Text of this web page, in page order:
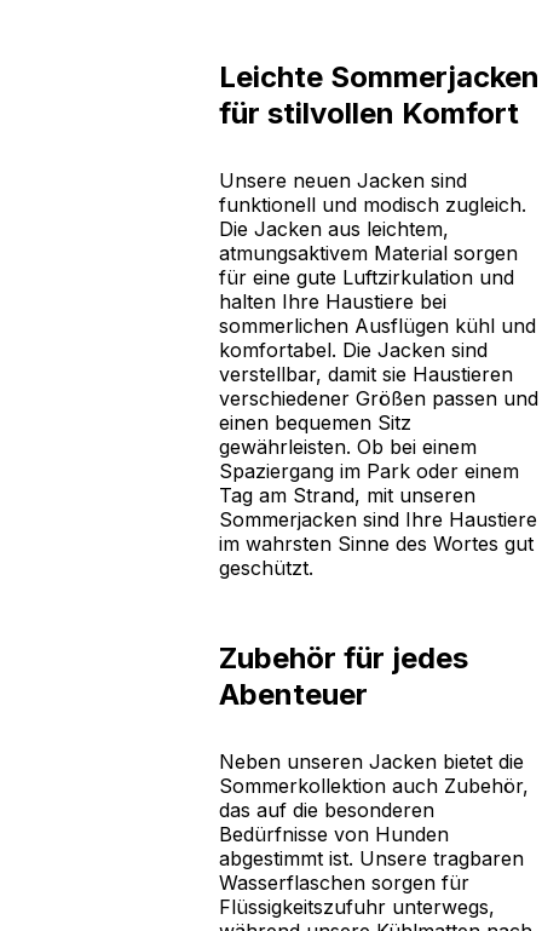
Leichte Sommerjacken
für stilvollen Komfort
Unsere neuen Jacken sind
funktionell und modisch zugleich.
Die Jacken aus leichtem,
atmungsaktivem Material sorgen
für eine gute Luftzirkulation und
halten Ihre Haustiere bei
sommerlichen Ausflügen kühl und
komfortabel. Die Jacken sind
verstellbar, damit sie Haustieren
verschiedener Größen passen und
einen bequemen Sitz
gewährleisten. Ob bei einem
Spaziergang im Park oder einem
Tag am Strand, mit unseren
Sommerjacken sind Ihre Haustiere
im wahrsten Sinne des Wortes gut
geschützt.
Zubehör für jedes
Abenteuer
Neben unseren Jacken bietet die
Sommerkollektion auch Zubehör,
das auf die besonderen
Bedürfnisse von Hunden
abgestimmt ist. Unsere tragbaren
Wasserflaschen sorgen für
Flüssigkeitszufuhr unterwegs,